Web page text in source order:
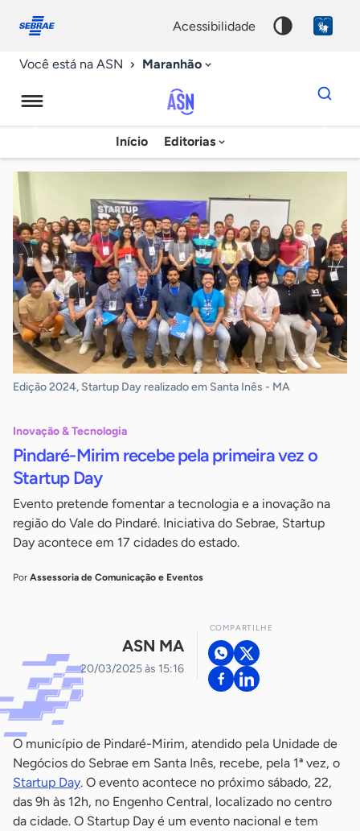
conosco
acessibilidade
Você está na ASN Maranhão
Agência
Sebrae
Notícias
Início Editorias
Dados
para
chave
Edição 2024, Startup Day realizado em Santa Inês - MA
Inovação & Tecnologia
Pindaré-Mirim recebe pela primeira vez o
Startup Day
Evento pretende fomentar a tecnologia e a inovação na
região do Vale do Pindaré. Iniciativa do Sebrae, Startup
Day acontece em 17 cidades do estado.
Por Assessoria de Comunicação e Eventos
ASN MA
20/03/2025 às 15:16
COMPARTILHE
O município de Pindaré-Mirim, atendido pela Unidade de
Negócios do Sebrae em Santa Inês, recebe, pela 1ª vez, o
Startup Day. O evento acontece no próximo sábado, 22,
das 9h às 12h, no Engenho Central, localizado no centro
da cidade. O Startup Day é um evento nacional e tem